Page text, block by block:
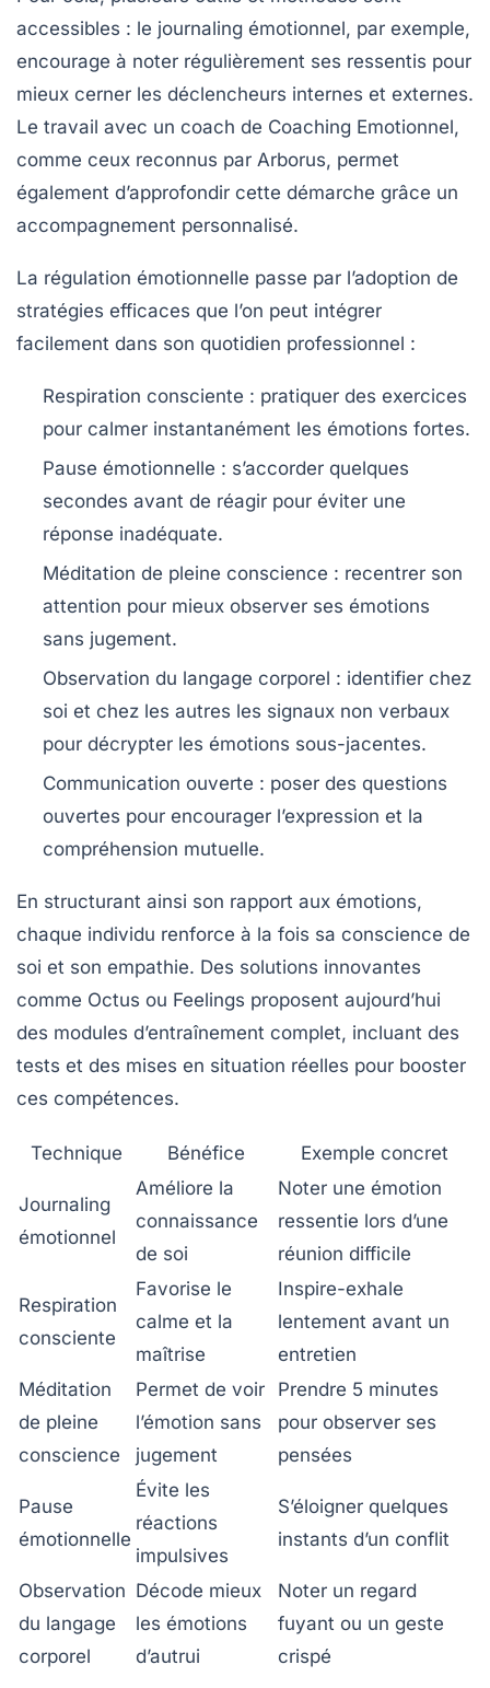
accessibles : le journaling émotionnel, par exemple,
encourage à noter régulièrement ses ressentis pour
mieux cerner les déclencheurs internes et externes.
Le travail avec un coach de Coaching Emotionnel,
comme ceux reconnus par Arborus, permet
également d’approfondir cette démarche grâce un
accompagnement personnalisé.
La régulation émotionnelle passe par l’adoption de
stratégies efficaces que l’on peut intégrer
facilement dans son quotidien professionnel :
Respiration consciente : pratiquer des exercices
pour calmer instantanément les émotions fortes.
Pause émotionnelle : s’accorder quelques
secondes avant de réagir pour éviter une
réponse inadéquate.
Méditation de pleine conscience : recentrer son
attention pour mieux observer ses émotions
sans jugement.
Observation du langage corporel : identifier chez
soi et chez les autres les signaux non verbaux
pour décrypter les émotions sous-jacentes.
Communication ouverte : poser des questions
ouvertes pour encourager l’expression et la
compréhension mutuelle.
En structurant ainsi son rapport aux émotions,
chaque individu renforce à la fois sa conscience de
soi et son empathie. Des solutions innovantes
comme Octus ou Feelings proposent aujourd’hui
des modules d’entraînement complet, incluant des
tests et des mises en situation réelles pour booster
ces compétences.
Technique Bénéfice Exemple concret
Journaling
émotionnel
Améliore la
connaissance
de soi
Noter une émotion
ressentie lors d’une
réunion difficile
Respiration
consciente
Favorise le
calme et la
maîtrise
Inspire-exhale
lentement avant un
entretien
Méditation
de pleine
conscience
Permet de voir
l’émotion sans
jugement
Prendre 5 minutes
pour observer ses
pensées
Pause
émotionnelle
Évite les
réactions
impulsives
S’éloigner quelques
instants d’un conflit
Observation
du langage
corporel
Décode mieux
les émotions
d’autrui
Noter un regard
fuyant ou un geste
crispé